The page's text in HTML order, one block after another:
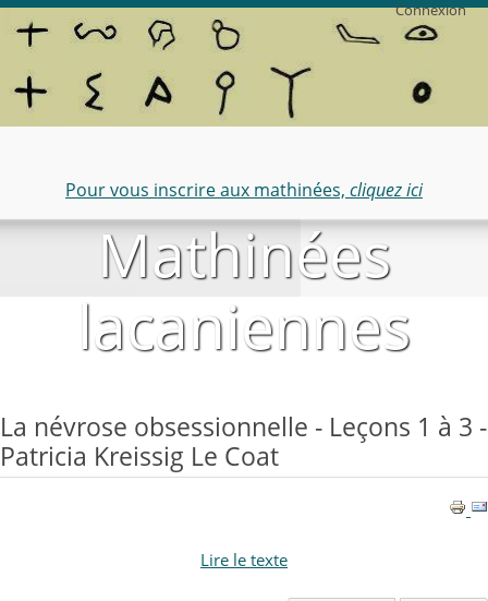
Connexion
Pour vous inscrire aux mathinées, cliquez ici
Mathinées
lacaniennes
La névrose obsessionnelle - Leçons 1 à 3 -
Patricia Kreissig Le Coat
Lire le texte